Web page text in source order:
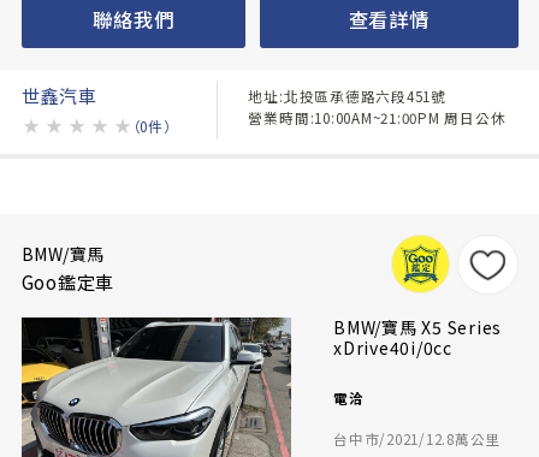
聯絡我們 查看詳情
世鑫汽車
★ ★ ★ ★ ★ （0件）
地址:北投區承德路六段451號
營業時間:10:00AM~21:00PM 周日公休
BMW/寶馬
Goo鑑定車
BMW/寶馬 X5 Series
xDrive40i/0cc
電洽
台中市/2021/12.8萬公里